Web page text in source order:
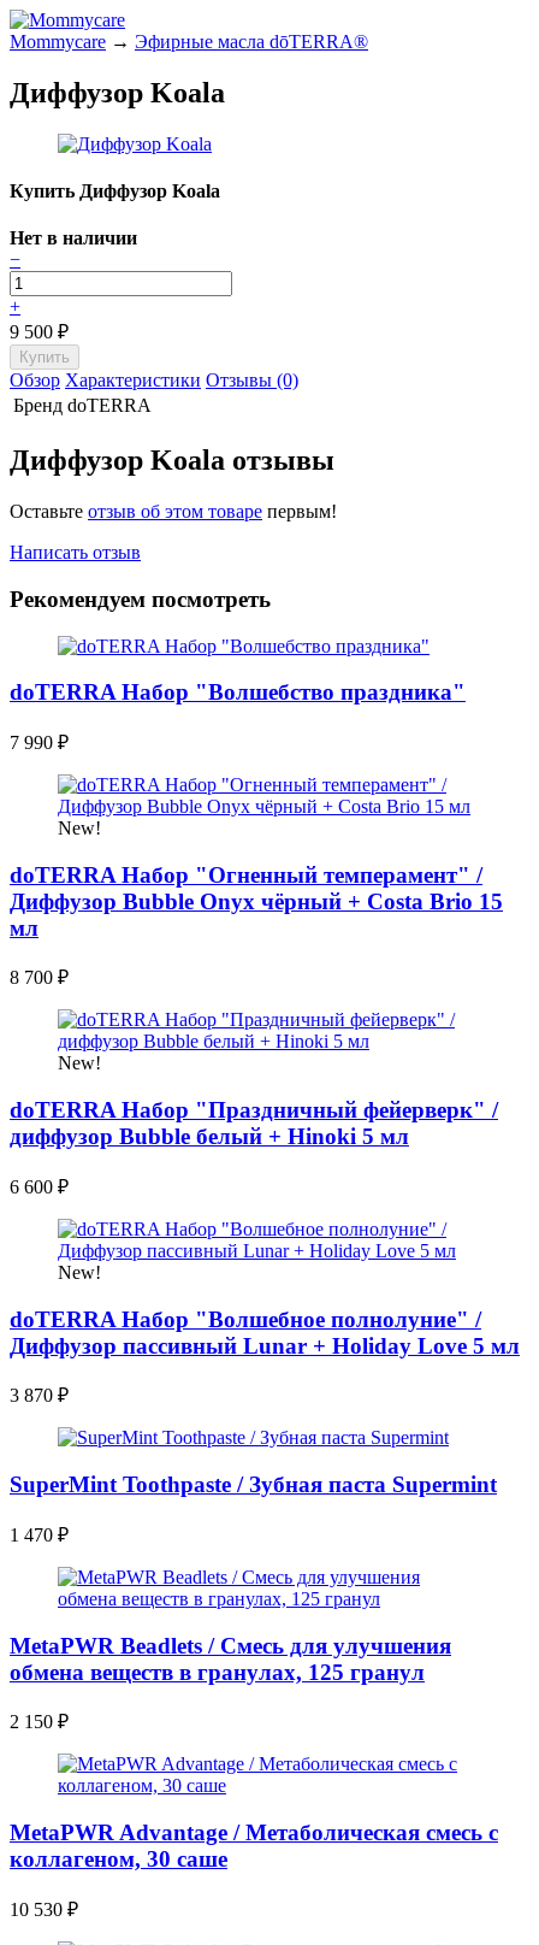
Mommycare → Эфирные масла dōTERRA®
Диффузор Koala
Купить Диффузор Koala
Нет в наличии
−
+
9 500 ₽
Обзор Характеристики Отзывы (0)
Бренд doTERRA
Диффузор Koala отзывы
Оставьте отзыв об этом товаре первым!
Написать отзыв
Рекомендуем посмотреть
doTERRA Набор "Волшебство праздника"
7 990 ₽
New!
doTERRA Набор "Огненный темперамент" /
Диффузор Bubble Onyx чёрный + Costa Brio 15
мл
8 700 ₽
New!
doTERRA Набор "Праздничный фейерверк" /
диффузор Bubble белый + Hinoki 5 мл
6 600 ₽
New!
doTERRA Набор "Волшебное полнолуние" /
Диффузор пассивный Lunar + Holiday Love 5 мл
3 870 ₽
SuperMint Toothpaste / Зубная паста Supermint
1 470 ₽
MetaPWR Beadlets / Смесь для улучшения
обмена веществ в гранулах, 125 гранул
2 150 ₽
MetaPWR Advantage / Метаболическая смесь с
коллагеном, 30 саше
10 530 ₽